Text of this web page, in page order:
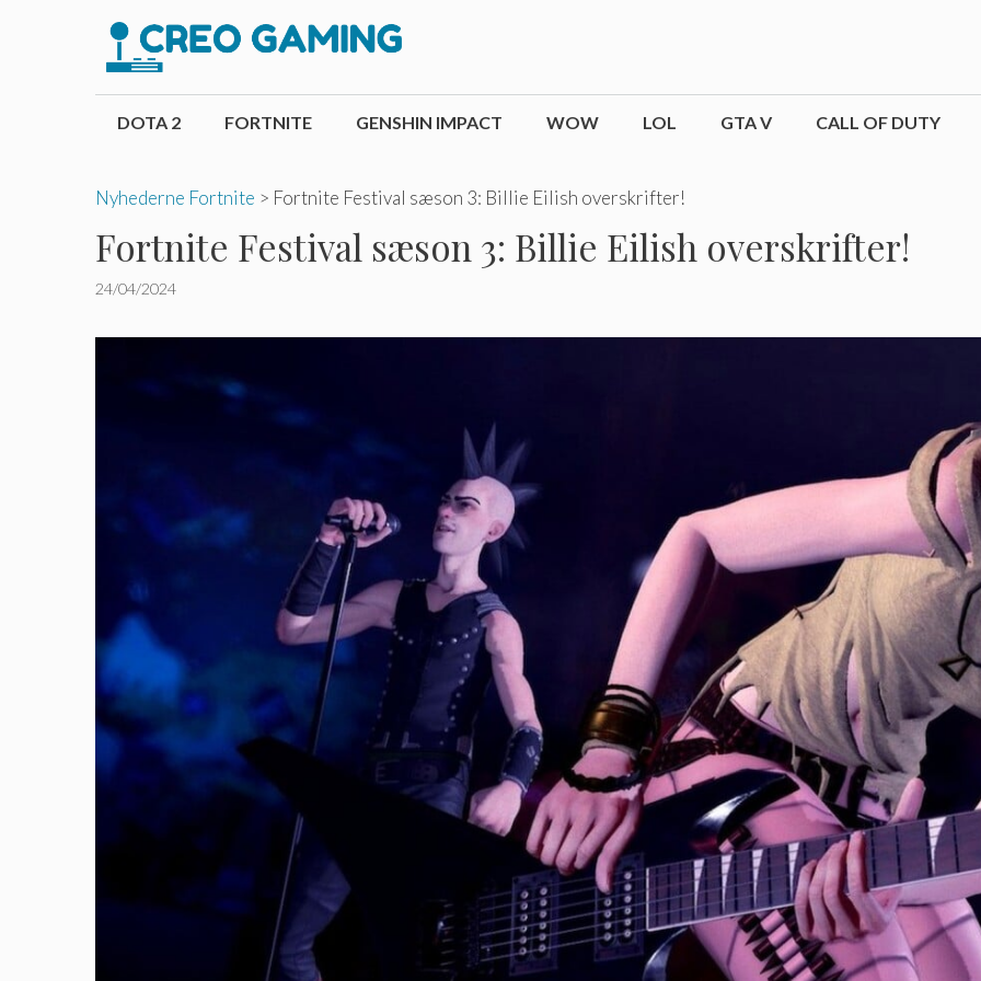
DOTA 2 FORTNITE GENSHIN IMPACT WOW LOL GTA V CALL OF DUTY
Nyhederne Fortnite > Fortnite Festival sæson 3: Billie Eilish overskrifter!
Fortnite Festival sæson 3: Billie Eilish overskrifter!
24/04/2024